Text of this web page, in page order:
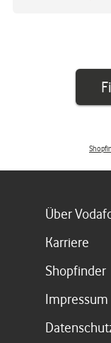
Über
Karriere
Shopfinder
Impressum